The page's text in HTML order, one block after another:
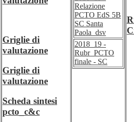
Griglie di
valutazione
Griglie di
valutazione
Scheda sintesi
pcto_c&c
Relazione
PCTO EdS 5B
SC Santa
Paola_dsv
2018_19 -
Rubr_PCTO
finale - SC